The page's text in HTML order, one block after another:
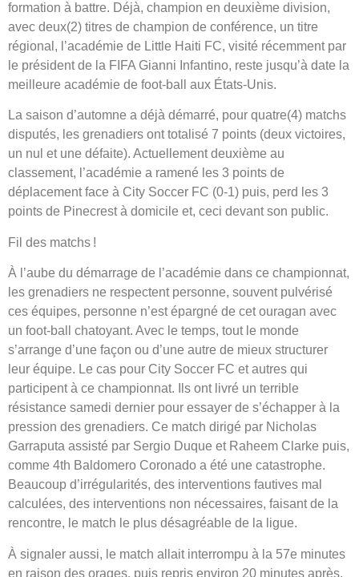
formation à battre. Déjà, champion en deuxième division,
avec deux(2) titres de champion de conférence, un titre
régional, l’académie de Little Haiti FC, visité récemment par
le président de la FIFA Gianni Infantino, reste jusqu’à date la
meilleure académie de foot-ball aux États-Unis.
La saison d’automne a déjà démarré, pour quatre(4) matchs
disputés, les grenadiers ont totalisé 7 points (deux victoires,
un nul et une défaite). Actuellement deuxième au
classement, l’académie a ramené les 3 points de
déplacement face à City Soccer FC (0-1) puis, perd les 3
points de Pinecrest à domicile et, ceci devant son public.
Fil des matchs !
À l’aube du démarrage de l’académie dans ce championnat,
les grenadiers ne respectent personne, souvent pulvérisé
ces équipes, personne n’est épargné de cet ouragan avec
un foot-ball chatoyant. Avec le temps, tout le monde
s’arrange d’une façon ou d’une autre de mieux structurer
leur équipe. Le cas pour City Soccer FC et autres qui
participent à ce championnat. Ils ont livré un terrible
résistance samedi dernier pour essayer de s’échapper à la
pression des grenadiers. Ce match dirigé par Nicholas
Garraputa assisté par Sergio Duque et Raheem Clarke puis,
comme 4th Baldomero Coronado a été une catastrophe.
Beaucoup d’irrégularités, des interventions fautives mal
calculées, des interventions non nécessaires, faisant de la
rencontre, le match le plus désagréable de la ligue.
À signaler aussi, le match allait interrompu à la 57e minutes
en raison des orages, puis repris environ 20 minutes après.